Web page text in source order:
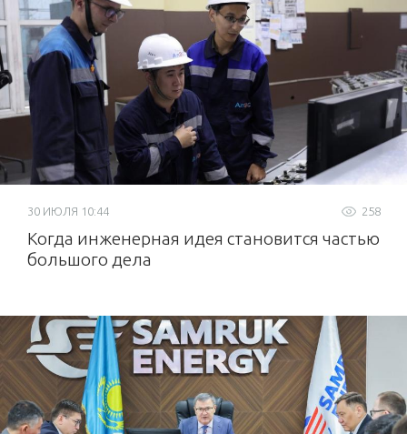
258
30 ИЮЛЯ 10:44
Когда инженерная идея становится частью
большого дела